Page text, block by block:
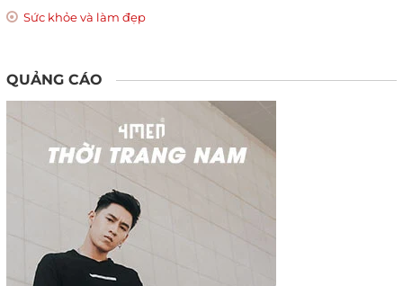
Sức khỏe và làm đẹp
QUẢNG CÁO